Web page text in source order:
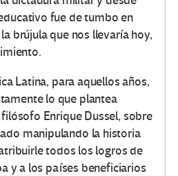
fue de tumbo en
brújula que nos llevaría hoy,
Latina, para aquellos años,
lo que plantea
Enrique Dussel, sobre
manipulando la historia
todos los logros de
y a los países beneficiarios